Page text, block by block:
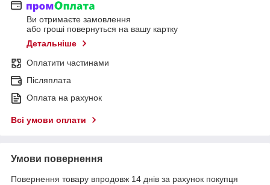
Ви отримаєте замовлення
або гроші повернуться на вашу картку
Детальніше
Оплатити частинами
Післяплата
Оплата на рахунок
Всі умови оплати
Умови повернення
Повернення товару впродовж 14 днів за рахунок покупця